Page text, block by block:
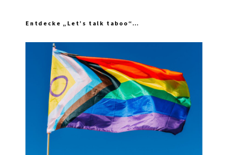
Entdecke „Let’s talk taboo“…